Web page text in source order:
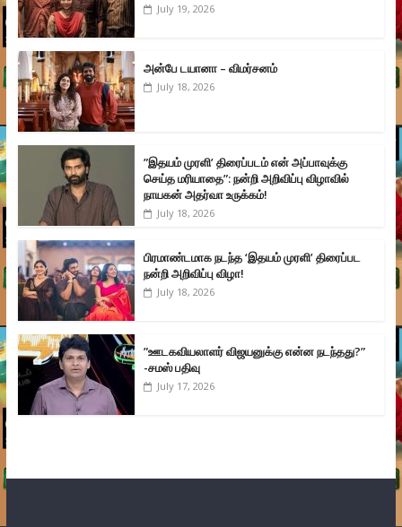
July 19, 2026
அன்பே டயானா – விமர்சனம்
July 18, 2026
”இதயம் முரளி’ திரைப்படம் என் அப்பாவுக்கு
செய்த மரியாதை”: நன்றி அறிவிப்பு விழாவில்
நாயகன் அதர்வா உருக்கம்!
July 18, 2026
பிரமாண்டமாக நடந்த ‘இதயம் முரளி’ திரைப்பட
நன்றி அறிவிப்பு விழா!
July 18, 2026
”ஊடகவியலாளர் விஜயனுக்கு என்ன நடந்தது?”
-சமஸ் பதிவு
July 17, 2026